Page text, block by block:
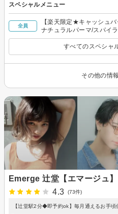
スペシャルメニュー
全員
【楽天限定★キャッシュ
ナチュラルパーマ/スパ
すべてのスペシャ
その他の情
Emerge 辻堂【エマージュ】
4.3
(73件)
【辻堂駅2分◆即予約ok】毎月通えるお手